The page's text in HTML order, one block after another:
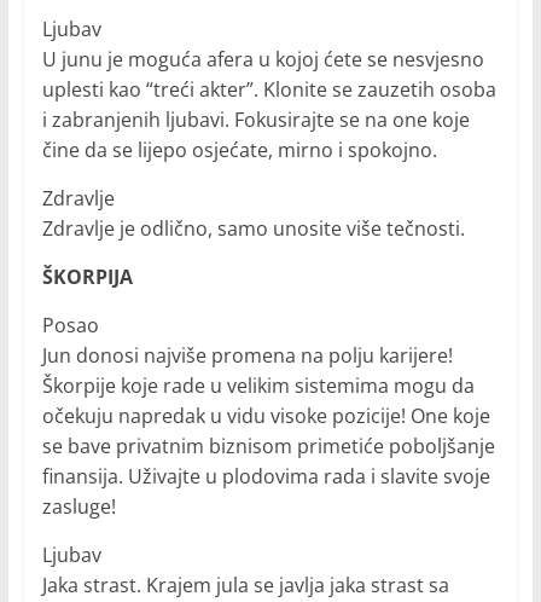
Ljubav
U junu je moguća afera u kojoj ćete se nesvjesno
uplesti kao “treći akter”. Klonite se zauzetih osoba
i zabranjenih ljubavi. Fokusirajte se na one koje
čine da se lijepo osjećate, mirno i spokojno.
Zdravlje
Zdravlje je odlično, samo unosite više tečnosti.
ŠKORPIJA
Posao
Jun donosi najviše promena na polju karijere!
Škorpije koje rade u velikim sistemima mogu da
očekuju napredak u vidu visoke pozicije! One koje
se bave privatnim biznisom primetiće poboljšanje
finansija. Uživajte u plodovima rada i slavite svoje
zasluge!
Ljubav
Jaka strast. Krajem jula se javlja jaka strast sa